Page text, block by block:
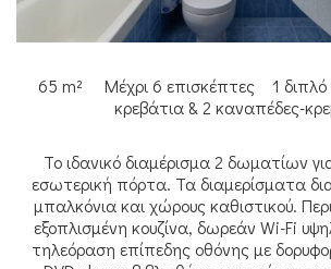
65 m² Μέχρι 6 επισκέπτες
1
κρεβάτια & 2 καναπέδες-
Το ιδανικό διαμέρισμα 2 δωματίων
εσωτερική πόρτα. Τα διαμερίσματα
μπαλκόνια και χώρους καθιστικού.
εξοπλισμένη κουζίνα, δωρεάν Wi-Fi
τηλεόραση επίπεδης οθόνης με